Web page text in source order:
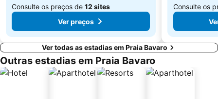
Consulte os preços de 12 sites
Ver preços
Consulte os
Ver todas as estadias em Praia Bavaro
Outras estadias em Praia Bavaro